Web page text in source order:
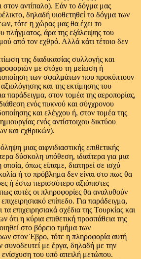
στον αντίπαλο). Εάν το δόγμα μας
δηλαδή υιοθετηθεί το δόγμα των
τότε η χώρας μας θα έχει το
πλήγματος, άρα της εξάλειψης του
από τον εχθρό. Αλλά κάτι τέτοιο δεν
της διαδικασίας συλλογής και
με στόχο τη μείωση ή
των σφαλμάτων που προκύπτουν
και της εκτίμησης του
παράδειγμα, στον τομέα της αεροπορίας,
ενός πυκνού και σύγχρονου
και ελέγχου ή, στον τομέα της
ενός αντίστοιχου δικτύου
και εχθρικών).
μιας αιφνιδιαστικής επιθετικής
δύσκολη υπόθεση, ιδιαίτερα για μια
όπως είπαμε, διατηρεί σε ισχύ
ή το πρόβλημα δεν είναι στο πως θα
ή έστω περισσότερο αξιόπιστες
αυτές οι πληροφορίες θα αναλυθούν
επίπεδο. Για παράδειγμα,
επιχειρησιακά σχέδια της Τουρκίας και
ότι η κύρια επιθετική προσπάθεια της
στο βόρειο τμήμα των
στον Έβρο, τότε η πληροφορία αυτή
συνοδευτεί με έργα, δηλαδή με την
του υπό απειλή μετώπου.